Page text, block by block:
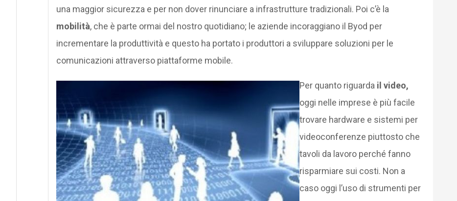
una maggior sicurezza e per non dover rinunciare a infrastrutture tradizionali. Poi c’è la
mobilità, che è parte ormai del nostro quotidiano; le aziende incoraggiano il Byod per
incrementare la produttività e questo ha portato i produttori a sviluppare soluzioni per le
comunicazioni attraverso piattaforme mobile.
Per quanto riguarda il video,
oggi nelle imprese è più facile
trovare hardware e sistemi per
videoconferenze piuttosto che
tavoli da lavoro perché fanno
risparmiare sui costi. Non a
caso oggi l’uso di strumenti per